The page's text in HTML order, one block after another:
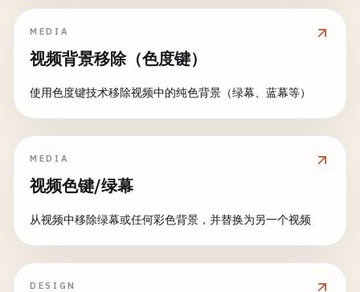
MEDIA
视频背景移除（色度键）
使用色度键技术移除视频中的纯色背景（绿幕、蓝幕等）
MEDIA
视频色键/绿幕
从视频中移除绿幕或任何彩色背景，并替换为另一个视频
DESIGN